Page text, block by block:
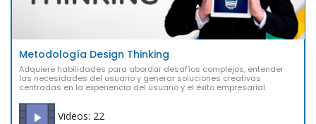
Metodología Design Thinking
Adquiere habilidades para abordar desafíos complejos, entender
las necesidades del usuario y generar soluciones creativas
centradas en la experiencia del usuario y el éxito empresarial.
Videos: 22